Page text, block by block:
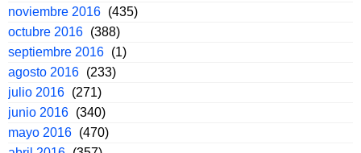
noviembre 2016 (435)
octubre 2016 (388)
septiembre 2016 (1)
agosto 2016 (233)
julio 2016 (271)
junio 2016 (340)
mayo 2016 (470)